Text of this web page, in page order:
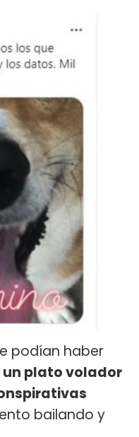
podían haber
un plato volador
bailando y